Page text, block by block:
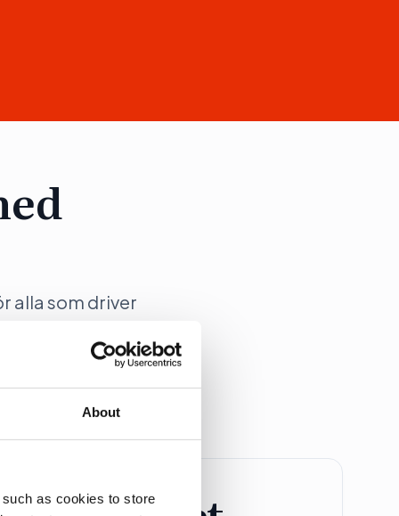
About
as cookies to store
alla som driver